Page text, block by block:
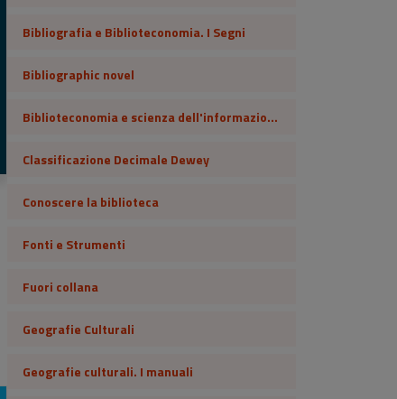
Bibliografia e Biblioteconomia. I Segni
Bibliographic novel
Biblioteconomia e scienza dell'informazione
Classificazione Decimale Dewey
Conoscere la biblioteca
Fonti e Strumenti
Fuori collana
Geografie Culturali
Geografie culturali. I manuali